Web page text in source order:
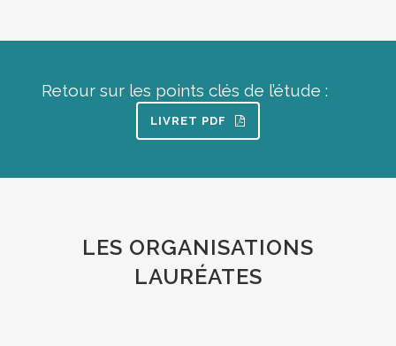
Retour sur les points clés de l’étude :
LIVRET PDF
LES ORGANISATIONS
LAURÉATES